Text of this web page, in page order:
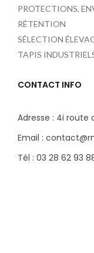
PROTECTIONS,
RÉTENTION
SÉLECTION
TAPIS
CONTACT INFO
Adresse : 4i route
Email :
Tél : 03 28 62 93